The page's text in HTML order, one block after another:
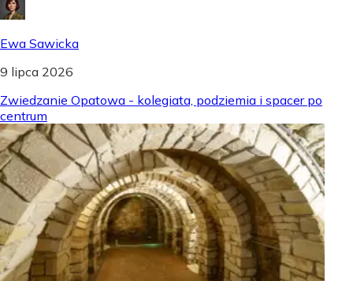
Ewa Sawicka
9 lipca 2026
Zwiedzanie Opatowa - kolegiata, podziemia i spacer po
centrum